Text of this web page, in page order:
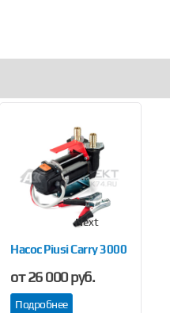
Насос Piusi Carry 3000
от 26 000 руб.
Подробнее
Next